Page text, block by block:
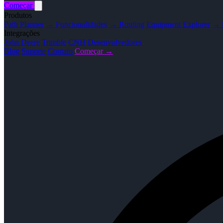
Começar
Produtos
Path Planner → Funcionalidades → Routing Equipment Explorer →
Integrações
John Deere Trimble CNH Desenvolvedores
Blog Suporte Contato Começar →